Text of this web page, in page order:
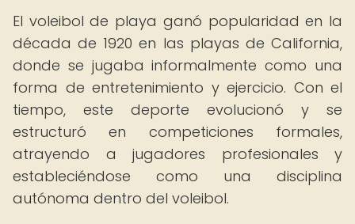
El voleibol de playa ganó popularidad en la
década de 1920 en las playas de California,
donde se jugaba informalmente como una
forma de entretenimiento y ejercicio. Con el
tiempo, este deporte evolucionó y se
estructuró en competiciones formales,
atrayendo a jugadores profesionales y
estableciéndose como una disciplina
autónoma dentro del voleibol.